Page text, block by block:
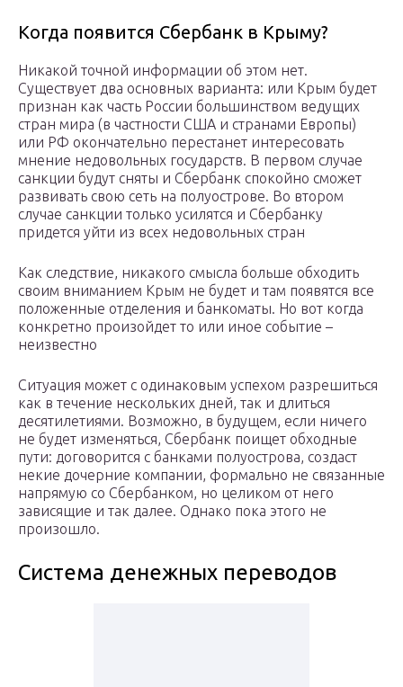
Когда появится Сбербанк в Крыму?
Никакой точной информации об этом нет.
Существует два основных варианта: или Крым будет
признан как часть России большинством ведущих
стран мира (в частности США и странами Европы)
или РФ окончательно перестанет интересовать
мнение недовольных государств. В первом случае
санкции будут сняты и Сбербанк спокойно сможет
развивать свою сеть на полуострове. Во втором
случае санкции только усилятся и Сбербанку
придется уйти из всех недовольных стран
Как следствие, никакого смысла больше обходить
своим вниманием Крым не будет и там появятся все
положенные отделения и банкоматы. Но вот когда
конкретно произойдет то или иное событие –
неизвестно
Ситуация может с одинаковым успехом разрешиться
как в течение нескольких дней, так и длиться
десятилетиями. Возможно, в будущем, если ничего
не будет изменяться, Сбербанк поищет обходные
пути: договорится с банками полуострова, создаст
некие дочерние компании, формально не связанные
напрямую со Сбербанком, но целиком от него
зависящие и так далее. Однако пока этого не
произошло.
Система денежных переводов